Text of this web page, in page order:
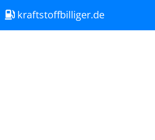
kraftstoffbilliger.de